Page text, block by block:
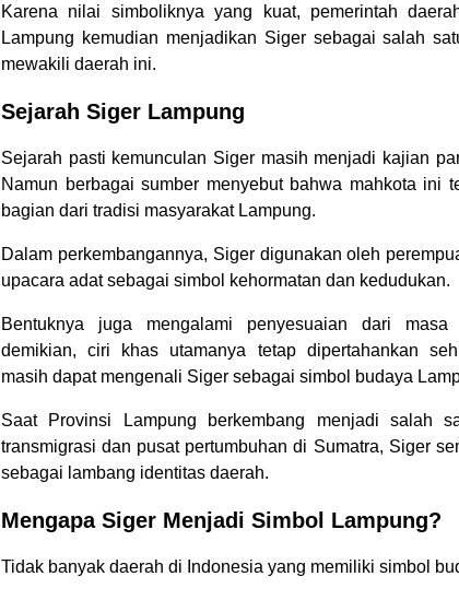
Karena nilai simboliknya yang kuat, pemerintah
Lampung kemudian menjadikan Siger sebagai salah
mewakili daerah ini.
Sejarah Siger Lampung
Sejarah pasti kemunculan Siger masih menjadi kajian
Namun berbagai sumber menyebut bahwa mahkota ini
bagian dari tradisi masyarakat Lampung.
Dalam perkembangannya, Siger digunakan oleh
upacara adat sebagai simbol kehormatan dan kedudukan.
Bentuknya juga mengalami penyesuaian dari
demikian, ciri khas utamanya tetap dipertahankan
masih dapat mengenali Siger sebagai simbol budaya
Saat Provinsi Lampung berkembang menjadi salah
transmigrasi dan pusat pertumbuhan di Sumatra, Siger
sebagai lambang identitas daerah.
Mengapa Siger Menjadi Simbol Lampung?
Tidak banyak daerah di Indonesia yang memiliki simbol